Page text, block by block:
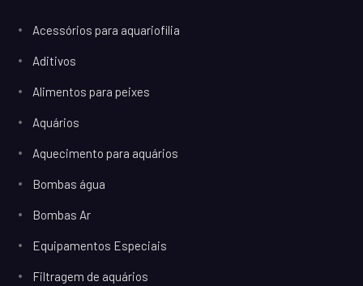
Acessórios para aquariofilia
Aditivos
Alimentos para peixes
Aquários
Aquecimento para aquários
Bombas água
Bombas Ar
Equipamentos Especiais
Filtragem de aquários